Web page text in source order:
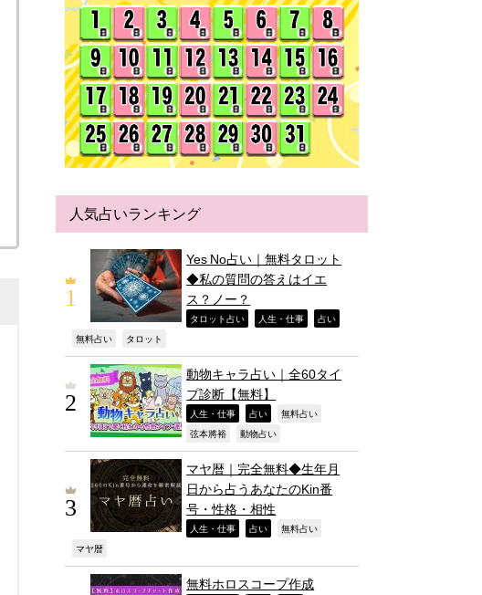
人気占いランキング
Yes No占い｜無料タロット
◆私の質問の答えはイエ
ス？ノー？
タロット占い 人生・仕事 占い
無料占い タロット
動物キャラ占い｜全60タイ
プ診断【無料】
人生・仕事 占い 無料占い
弦本將裕 動物占い
マヤ暦｜完全無料◆生年月
日から占うあなたのKin番
号・性格・相性
人生・仕事 占い 無料占い
マヤ暦
無料ホロスコープ作成